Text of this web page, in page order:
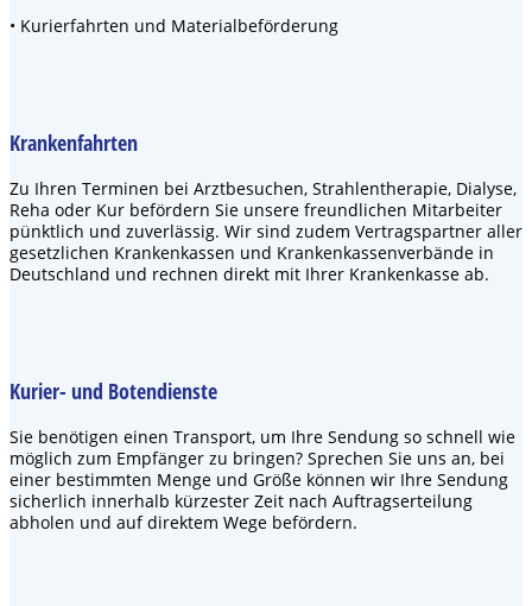
• Kurierfahrten und Materialbeförderung
Krankenfahrten
Zu Ihren Terminen bei Arztbesuchen, Strahlentherapie, Dialyse,
Reha oder Kur befördern Sie unsere freundlichen Mitarbeiter
pünktlich und zuverlässig. Wir sind zudem Vertragspartner aller
gesetzlichen Krankenkassen und Krankenkassenverbände in
Deutschland und rechnen direkt mit Ihrer Krankenkasse ab.
Kurier- und Botendienste
Sie benötigen einen Transport, um Ihre Sendung so schnell wie
möglich zum Empfänger zu bringen? Sprechen Sie uns an, bei
einer bestimmten Menge und Größe können wir Ihre Sendung
sicherlich innerhalb kürzester Zeit nach Auftragserteilung
abholen und auf direktem Wege befördern.